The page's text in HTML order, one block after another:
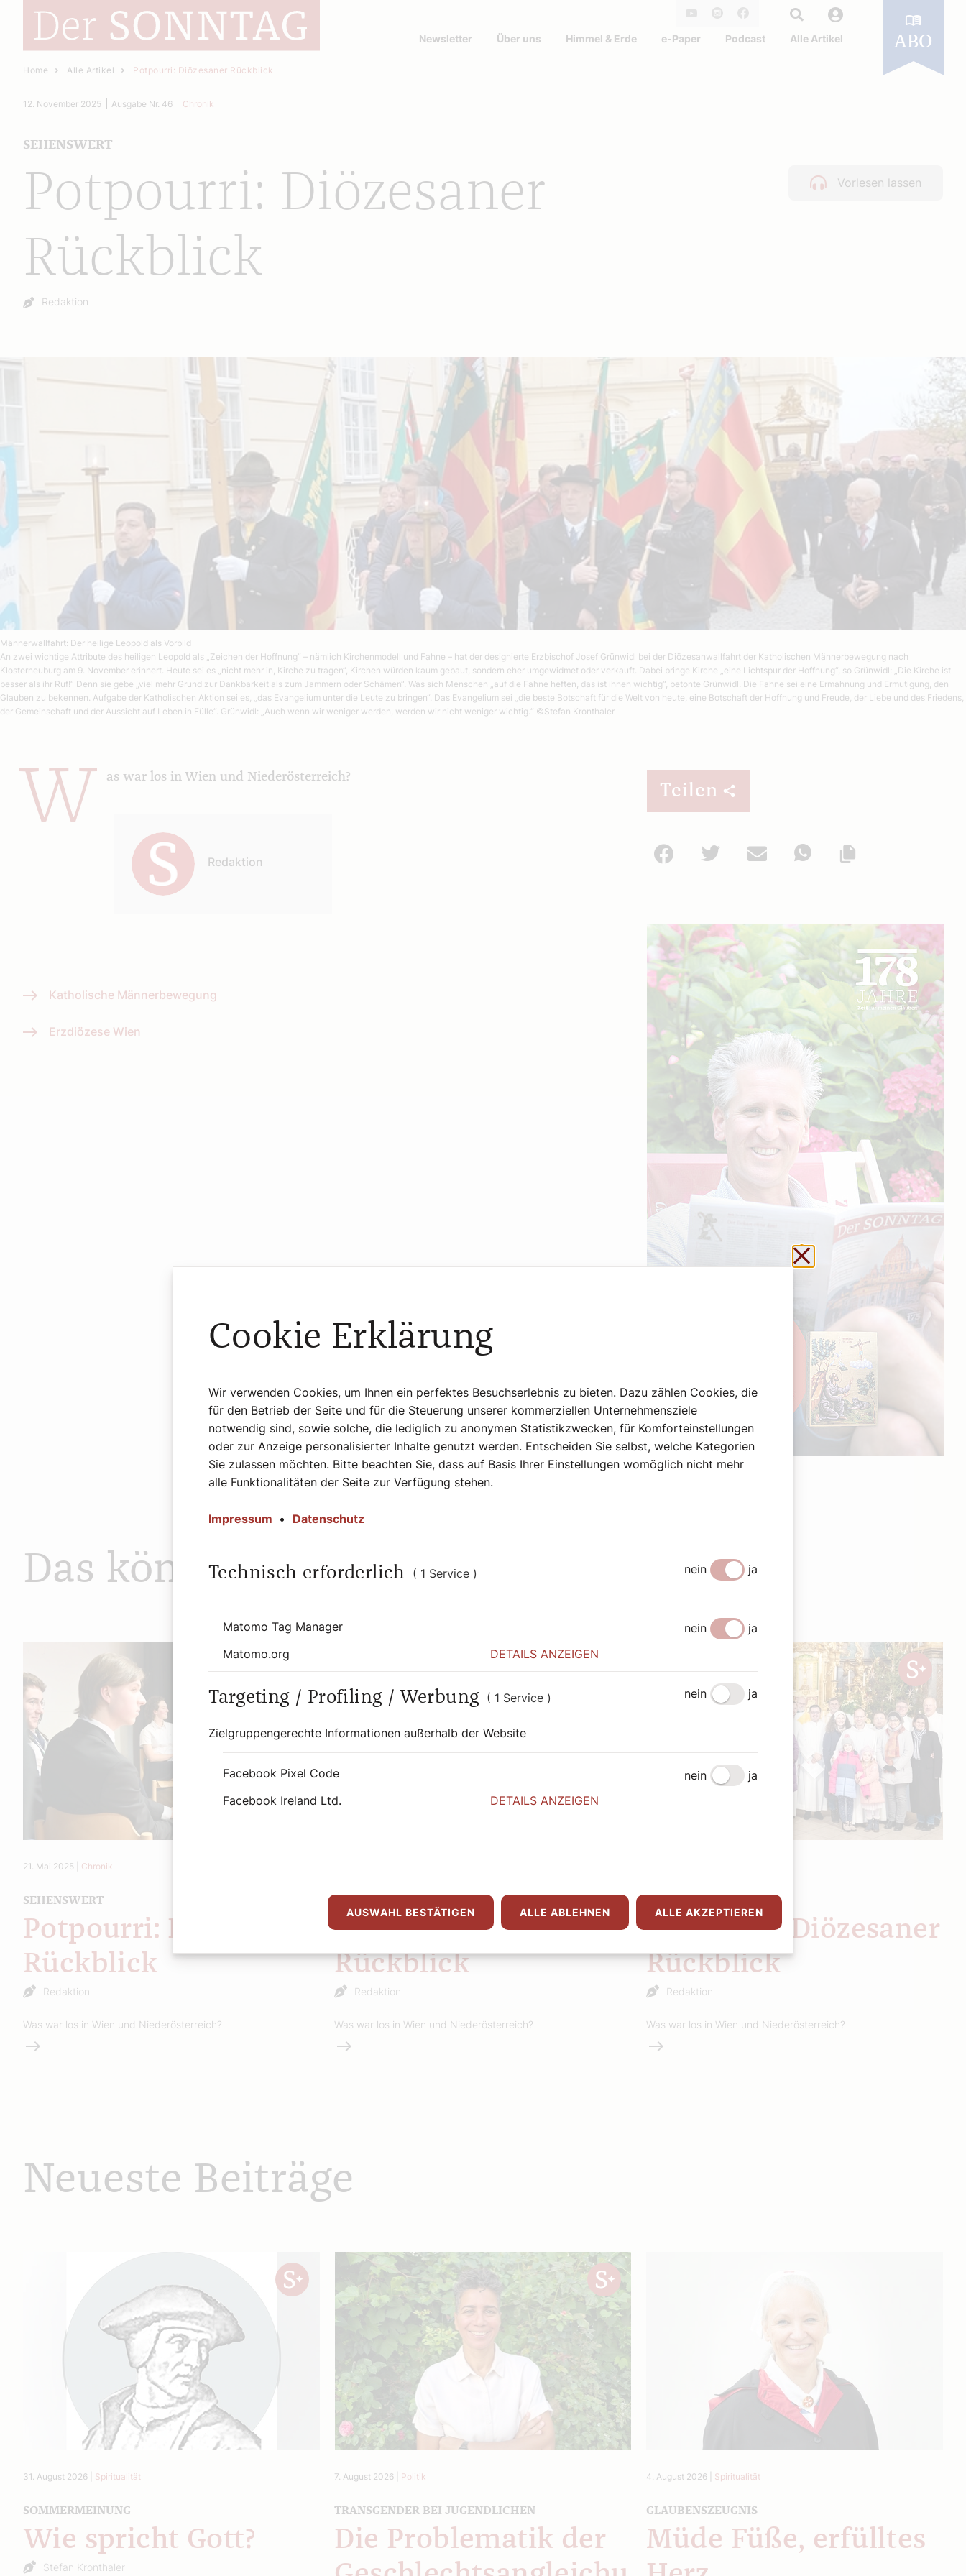
Facebook
Newsletter Über uns Himmel & Erde e-Paper Podcast Alle Artikel ABO
Home Alle Artikel Potpourri: Diözesaner Rückblick
Vorlesen lassen
Potpourri: Diözesaner
Rückblick
SEHENSWERT
12. November 2025 Ausgabe Nr. 46 Chronik
Autor:
Redaktion
Männerwallfahrt: Der heilige Leopold als Vorbild
An zwei wichtige Attribute des heiligen Leopold als „Zeichen der Hoffnung“ – nämlich Kirchenmodell und Fahne – hat der designierte Erzbischof Josef Grünwidl bei der Diözesanwallfahrt der Katholischen Männerbewegung nach
Klosterneuburg am 9. November erinnert. Heute sei es „nicht mehr in, Kirche zu tragen“, Kirchen würden kaum gebaut, sondern eher umgewidmet oder verkauft. Dabei bringe Kirche „eine Lichtspur der Hoffnung“, so Grünwidl: „Die Kirche ist
besser als ihr Ruf!“ Denn sie gebe „viel mehr Grund zur Dankbarkeit als zum Jammern oder Schämen“. Was sich Menschen „auf die Fahne heften, das ist ihnen wichtig“, betonte Grünwidl. Die Fahne sei eine Ermahnung und Ermutigung, den
Glauben zu bekennen. Aufgabe der Katholischen Aktion sei es, „das Evangelium unter die Leute zu bringen“. Das Evangelium sei „die beste Botschaft für die Welt von heute, eine Botschaft der Hoffnung und Freude, der Liebe und des Friedens,
der Gemeinschaft und der Aussicht auf Leben in Fülle“. Grünwidl: „Auch wenn wir weniger werden, werden wir nicht weniger wichtig.“ ©Stefan Kronthaler
W as war los in Wien und Niederösterreich?
Redaktion
Katholische Männerbewegung
Erzdiözese Wien
Teilen
Facebook
Twitter Mail
WhatsApp
Werbung
Das könnte Sie auch interessieren
21. Mai 2025 Chronik
SEHENSWERT
Potpourri: Diözesaner
Rückblick
Redaktion
Was war los in Wien und Niederösterreich?
Weiterlesen
Potpourri: Diözesaner
Rückblick
Redaktion
Was war los in Wien und Niederösterreich?
Weiterlesen
Potpourri: Diözesaner
Rückblick
Redaktion
Was war los in Wien und Niederösterreich?
Weiterlesen
Neueste Beiträge
31. August 2026 Spiritualität
SOMMERMEINUNG
Wie spricht Gott?
Stefan Kronthaler
7. August 2026 Politik
TRANSGENDER BEI JUGENDLICHEN
Die Problematik der
4. August 2026 Spiritualität
GLAUBENSZEUGNIS
Müde Füße, erfülltes
Schließen ohne zu
Cookie Erklärung
Wir verwenden Cookies, um Ihnen ein perfektes Besuchserlebnis zu bieten. Dazu zählen Cookies, die
für den Betrieb der Seite und für die Steuerung unserer kommerziellen Unternehmensziele
notwendig sind, sowie solche, die lediglich zu anonymen Statistikzwecken, für Komforteinstellungen
oder zur Anzeige personalisierter Inhalte genutzt werden. Entscheiden Sie selbst, welche Kategorien
Sie zulassen möchten. Bitte beachten Sie, dass auf Basis Ihrer Einstellungen womöglich nicht mehr
alle Funktionalitäten der Seite zur Verfügung stehen.
Impressum • Datenschutz
Technisch erforderlich ( 1 Service ) nein ja
Matomo Tag Manager nein
ja
Matomo.org
DETAILS ANZEIGEN
Targeting / Profiling / Werbung ( 1 Service )
Zielgruppengerechte Informationen außerhalb der Website
nein ja
Facebook Pixel Code nein
ja
Facebook Ireland Ltd.
DETAILS ANZEIGEN
AUSWAHL BESTÄTIGEN ALLE ABLEHNEN ALLE AKZEPTIEREN